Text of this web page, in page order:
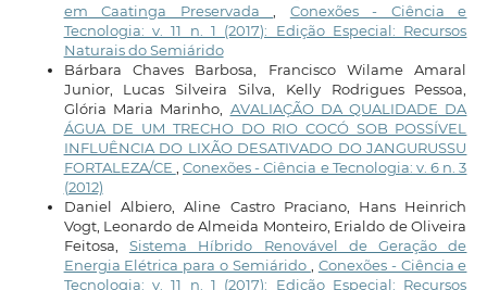
em Caatinga Preservada
Conexões - Ciência e
Tecnologia: v. 11 n. 1 (2017): Edição Especial: Recursos
Naturais do Semiárido
Bárbara Chaves Barbosa, Francisco Wilame Amaral
Junior, Lucas Silveira Silva, Kelly Rodrigues Pessoa,
Glória Maria Marinho, AVALIAÇÃO DA QUALIDADE DA
ÁGUA DE UM TRECHO DO RIO COCÓ SOB POSSÍVEL
INFLUÊNCIA DO LIXÃO DESATIVADO DO JANGURUSSU
FORTALEZA/CE
Conexões - Ciência e Tecnologia: v. 6 n. 3
(2012)
Daniel Albiero, Aline Castro Praciano, Hans Heinrich
Vogt, Leonardo de Almeida Monteiro, Erialdo de Oliveira
Feitosa, Sistema Híbrido Renovável de Geração de
Energia Elétrica para o Semiárido
Conexões - Ciência e
Tecnologia: v. 11 n. 1 (2017): Edição Especial: Recursos